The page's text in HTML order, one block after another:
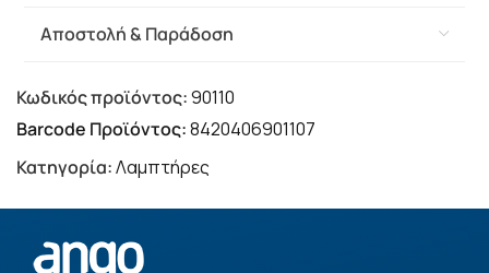
Αποστολή & Παράδοση
Barcode Προϊόντος:8420406901107
Κωδικός προϊόντος:90110
Κατηγορία:Λαμπτήρες